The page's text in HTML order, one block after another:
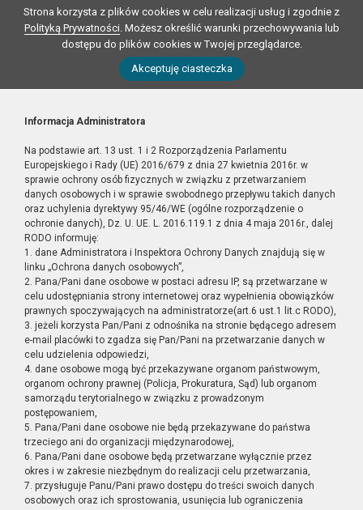
Strona korzysta z plików cookies w celu realizacji usług i zgodnie z
Polityką Prywatności. Możesz określić warunki przechowywania lub
dostępu do plików cookies w Twojej przeglądarce.
Akceptuję ciasteczka
Informacja Administratora
Na podstawie art. 13 ust. 1 i 2 Rozporządzenia Parlamentu
Europejskiego i Rady (UE) 2016/679 z dnia 27 kwietnia 2016r. w
sprawie ochrony osób fizycznych w związku z przetwarzaniem
danych osobowych i w sprawie swobodnego przepływu takich danych
oraz uchylenia dyrektywy 95/46/WE (ogólne rozporządzenie o
ochronie danych), Dz. U. UE. L. 2016.119.1 z dnia 4 maja 2016r., dalej
RODO informuję:
1. dane Administratora i Inspektora Ochrony Danych znajdują się w
linku „Ochrona danych osobowych”,
2. Pana/Pani dane osobowe w postaci adresu IP, są przetwarzane w
celu udostępniania strony internetowej oraz wypełnienia obowiązków
prawnych spoczywających na administratorze(art.6 ust.1 lit.c RODO),
3. jeżeli korzysta Pan/Pani z odnośnika na stronie będącego adresem
e-mail placówki to zgadza się Pan/Pani na przetwarzanie danych w
celu udzielenia odpowiedzi,
4. dane osobowe mogą być przekazywane organom państwowym,
organom ochrony prawnej (Policja, Prokuratura, Sąd) lub organom
samorządu terytorialnego w związku z prowadzonym
postępowaniem,
5. Pana/Pani dane osobowe nie będą przekazywane do państwa
trzeciego ani do organizacji międzynarodowej,
6. Pana/Pani dane osobowe będą przetwarzane wyłącznie przez
okres i w zakresie niezbędnym do realizacji celu przetwarzania,
7. przysługuje Panu/Pani prawo dostępu do treści swoich danych
osobowych oraz ich sprostowania, usunięcia lub ograniczenia